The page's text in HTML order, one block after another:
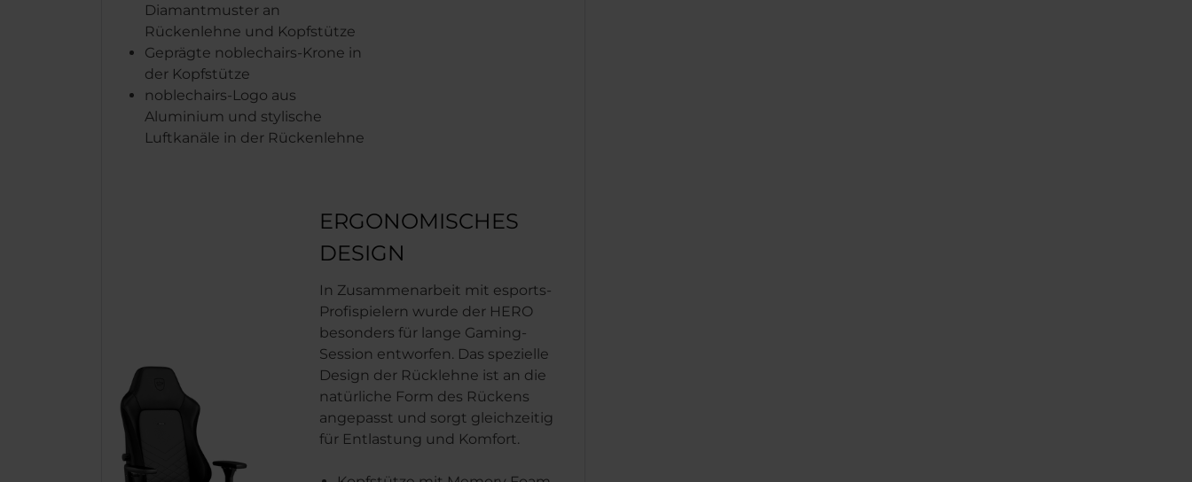
Diamantmuster an
Rückenlehne und Kopfstütze
Geprägte noblechairs-Krone in
der Kopfstütze
noblechairs-Logo aus
Aluminium und stylische
Luftkanäle in der Rückenlehne
ERGONOMISCHES
DESIGN
In Zusammenarbeit mit esports-
Profispielern wurde der HERO
besonders für lange Gaming-
Session entworfen. Das spezielle
Design der Rücklehne ist an die
natürliche Form des Rückens
angepasst und sorgt gleichzeitig
für Entlastung und Komfort.